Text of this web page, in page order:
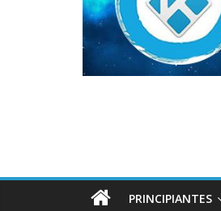
PRINCIPIANTES